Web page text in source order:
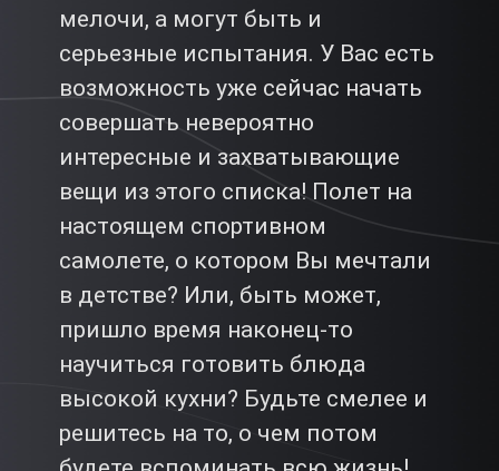
мелочи, а могут быть и
серьезные испытания. У Вас есть
возможность уже сейчас начать
совершать невероятно
интересные и захватывающие
вещи из этого списка! Полет на
настоящем спортивном
самолете, о котором Вы мечтали
в детстве? Или, быть может,
пришло время наконец-то
научиться готовить блюда
высокой кухни? Будьте смелее и
решитесь на то, о чем потом